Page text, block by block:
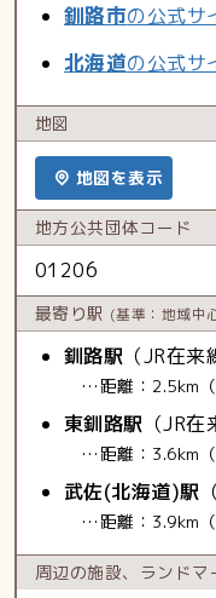
釧路市の公式サ
北海道の公式サ
地図
地図を表示
地方公共団体コード
01206
最寄り駅 (基準：地域中
釧路駅 （JR在来
…距離：2.5km（
東釧路駅 （JR在
…距離：3.6km（
武佐(北海道)駅
…距離：3.9km（
周辺の施設、 ランドマ